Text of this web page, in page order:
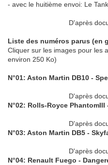
- avec le huitième envoi: Le
D'après
Liste des numéros parus (en
Cliquer sur les images pour les
environ 250 Ko)
N°01: Aston Martin DB10 -
D'après
N°02: Rolls-Royce
D'après
N°03: Aston Martin DB5 -
D'après
N°04: Renault Fuego -